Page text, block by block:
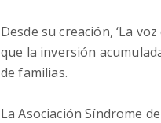
Desde su creación, ‘La
que la inversión
de familias.
La Asociación Síndrome